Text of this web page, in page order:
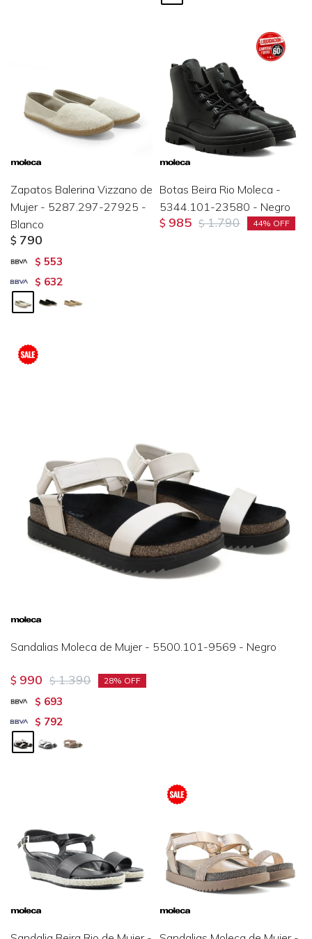
Zapatos Balerina Vizzano de
Mujer - 5287.297-27925 -
Blanco
$ 790
$ 553
$ 632
Botas Beira Rio Moleca -
5344.101-23580 - Negro
$ 985 $ 1.790 44
Sandalias Moleca de Mujer - 5500.101-9569 - Negro
$ 990 $ 1.390 28
$ 693
$ 792